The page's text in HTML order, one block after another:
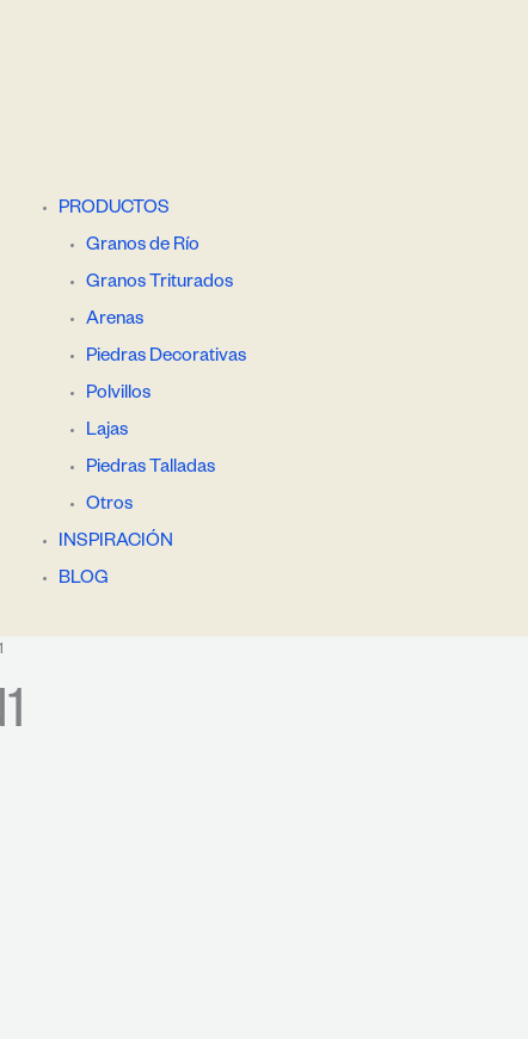
PRODUCTOS
Granos de Río
Granos Triturados
Arenas
Piedras Decorativas
Polvillos
Lajas
Piedras Talladas
Otros
INSPIRACIÓN
BLOG